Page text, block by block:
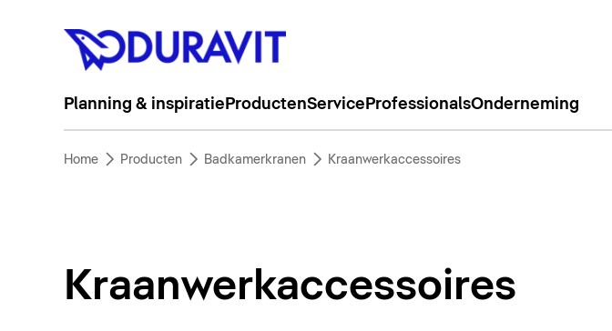
Planning & inspiratie ProductenService ProfessionalsOnderneming
Home Producten Badkamerkranen Kraanwerkaccessoires
Kraanwerkaccessoires